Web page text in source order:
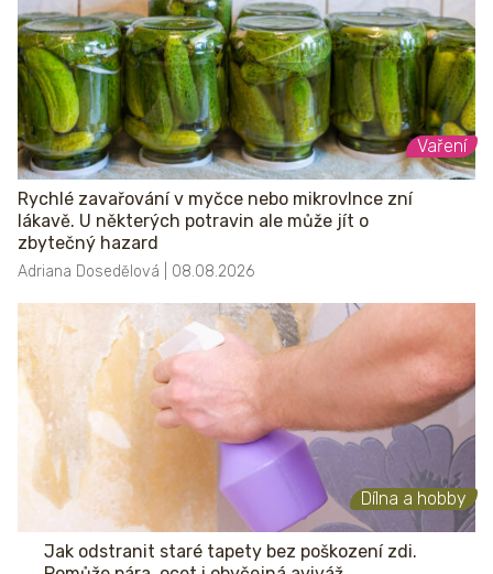
Vaření
Rychlé zavařování v myčce nebo mikrovlnce zní
lákavě. U některých potravin ale může jít o
zbytečný hazard
Adriana Dosedělová | 08.08.2026
Dílna a hobby
Jak odstranit staré tapety bez poškození zdi.